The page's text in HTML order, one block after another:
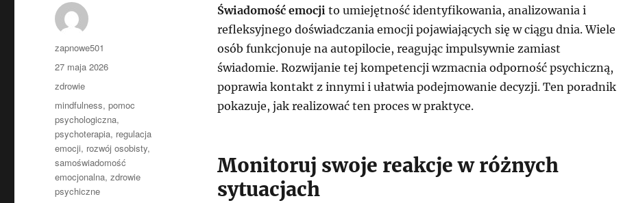
Świadomość emocjito umiejętność identyfikowania, analizowania i
refleksyjnego doświadczania emocji pojawiających się w ciągu dnia. Wiele
osób funkcjonuje na autopilocie, reagując impulsywnie zamiast
świadomie. Rozwijanie tej kompetencji wzmacnia odporność psychiczną,
poprawia kontakt z innymi i ułatwia podejmowanie decyzji. Ten poradnik
pokazuje, jak realizować ten proces w praktyce.
Monitoruj swoje reakcje w różnych
sytuacjach
Autor
zapnowe501
Data
publikacji
27 maja 2026
Kategorie
zdrowie
Tagi
mindfulness,pomoc
psychologiczna,
psychoterapia, regulacja
emocji, rozwój osobisty,
samoświadomość
emocjonalna,zdrowie
psychiczne